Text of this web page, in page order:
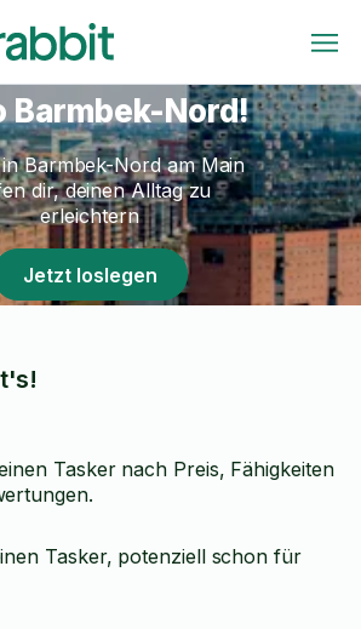
Barmbek-Nord!
Barmbek-Nord am Main
dir, deinen Alltag zu
erleichtern
Jetzt loslegen
Tasker nach Preis, Fähigkeiten
Tasker, potenziell schon für